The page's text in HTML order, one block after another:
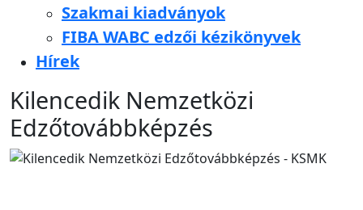
Szakmai kiadványok
FIBA WABC edzői kézikönyvek
Hírek
Kilencedik Nemzetközi
Edzőtovábbképzés